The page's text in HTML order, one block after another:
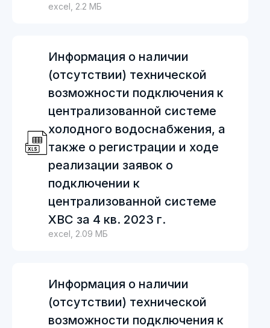
excel, 2.2 МБ
Информация о наличии
(отсутствии) технической
возможности подключения к
централизованной системе
холодного водоснабжения, а
также о регистрации и ходе
реализации заявок о
подключении к
централизованной системе
ХВС за 4 кв. 2023 г.
excel, 2.09 МБ
Информация о наличии
(отсутствии) технической
возможности подключения к